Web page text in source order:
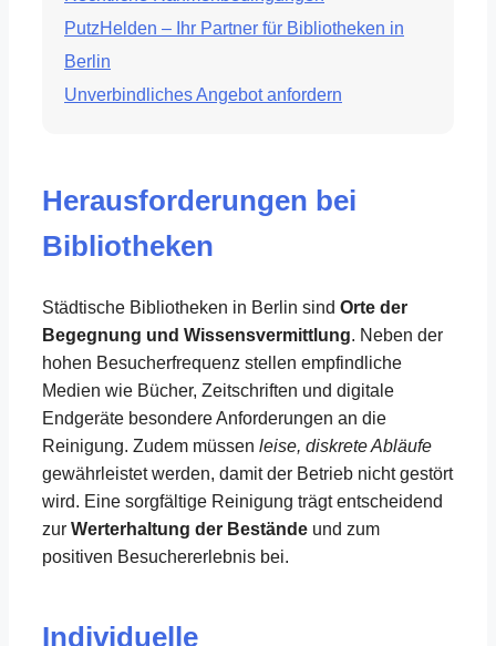
PutzHelden – Ihr Partner für Bibliotheken in
Berlin
Unverbindliches Angebot anfordern
Herausforderungen bei
Bibliotheken
Städtische Bibliotheken in Berlin sind Orte der
Begegnung und Wissensvermittlung. Neben der
hohen Besucherfrequenz stellen empfindliche
Medien wie Bücher, Zeitschriften und digitale
Endgeräte besondere Anforderungen an die
Reinigung. Zudem müssen leise, diskrete Abläufe
gewährleistet werden, damit der Betrieb nicht gestört
wird. Eine sorgfältige Reinigung trägt entscheidend
zur Werterhaltung der Bestände und zum
positiven Besuchererlebnis bei.
Individuelle